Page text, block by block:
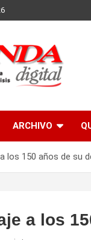
ARCHIVO
los 150 años de su
a los